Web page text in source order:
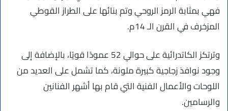
فهي بمثابة الرمز الروحي وتم بنائها على الطراز القوطي
المزخرف في القرن الـ 14م.
وترتكز الكاتدرائية على حوالي 52 عمودًا قويًا، بالإضافة إلى
وجود نوافذ زجاجية كبيرة ملونة، كما تشمل على العديد من
اللوحات والأعمال الفنية التي قام بها أشهر الفنانين
والرسامين.